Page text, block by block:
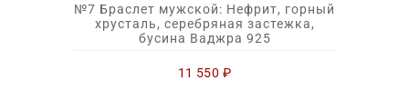
№7 Браслет мужской: Нефрит, горный
хрусталь, серебряная застежка,
бусина Ваджра 925
11 550 ₽